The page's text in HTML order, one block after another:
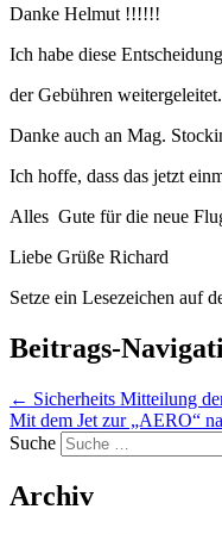
Danke Helmut !!!!!!
Ich habe diese
der Gebühren weitergeleitet.
Danke auch an Mag.
Ich hoffe, dass das jetzt
Alles Gute für die neue
Liebe Grüße Richard
Setze ein Lesezeichen auf
Beitrags-
← Sicherheits Mitteilung
Mit dem Jet zur „AERO“
Suche
Archiv